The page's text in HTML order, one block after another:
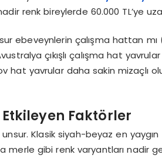
renk bireylerde 60.000 TL’ye
ebeveynlerin çalışma hattan
çıkışlı çalışma hat
hat yavrular daha sakin mizaçlı
Faktörler
Klasik siyah-beyaz en
merle gibi renk varyantları nadir